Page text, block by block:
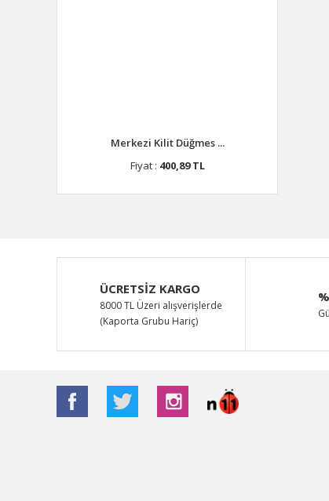
Merkezi Kilit Düğmes ...
Fiyat : 400,89 TL
ÜCRETSİZ KARGO
8000 TL Üzeri alışverişlerde
(Kaporta Grubu Hariç)